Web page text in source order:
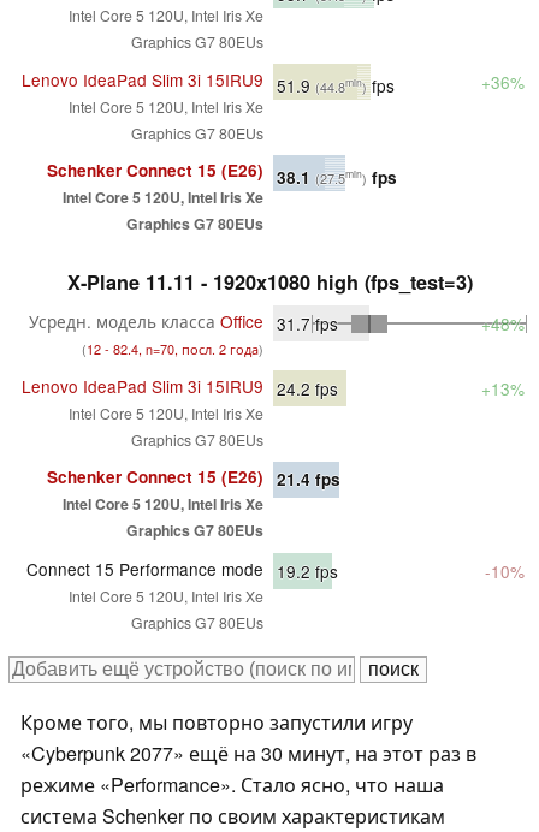
Intel Core 5 120U, Intel Iris Xe
Graphics G7 80EUs
Lenovo IdeaPad Slim 3i 15IRU9
Intel Core 5 120U, Intel Iris Xe
Graphics G7 80EUs
51.9 (44.8min)fps +36%
Schenker Connect 15 (E26)
Intel Core 5 120U, Intel Iris Xe
Graphics G7 80EUs
38.1 (27.5min) fps
X-Plane 11.11 - 1920x1080 high (fps_test=3)
Усредн. модель класса Office
(12 - 82.4, n=70, посл. 2 года)
31.7fps +48%
Lenovo IdeaPad Slim 3i 15IRU9
Intel Core 5 120U, Intel Iris Xe
Graphics G7 80EUs
24.2fps +13%
Schenker Connect 15 (E26)
Intel Core 5 120U, Intel Iris Xe
Graphics G7 80EUs
21.4 fps
Connect 15 Performance mode
Intel Core 5 120U, Intel Iris Xe
Graphics G7 80EUs
19.2fps -10%
Кроме того, мы повторно запустили игру
«Cyberpunk 2077» ещё на 30 минут, на этот раз в
режиме «Performance». Стало ясно, что наша
система Schenker по своим характеристикам